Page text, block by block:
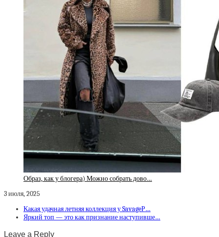
Образ, как у блогера) Можно собрать дово…
3 июля, 2025
Какая удачная летняя коллекция у SavageР…
Яркий топ — это как признание наступивше…
Leave a Reply